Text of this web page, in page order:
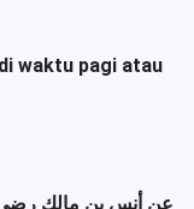
di waktu pagi atau
عن أنس بن مالك رضي